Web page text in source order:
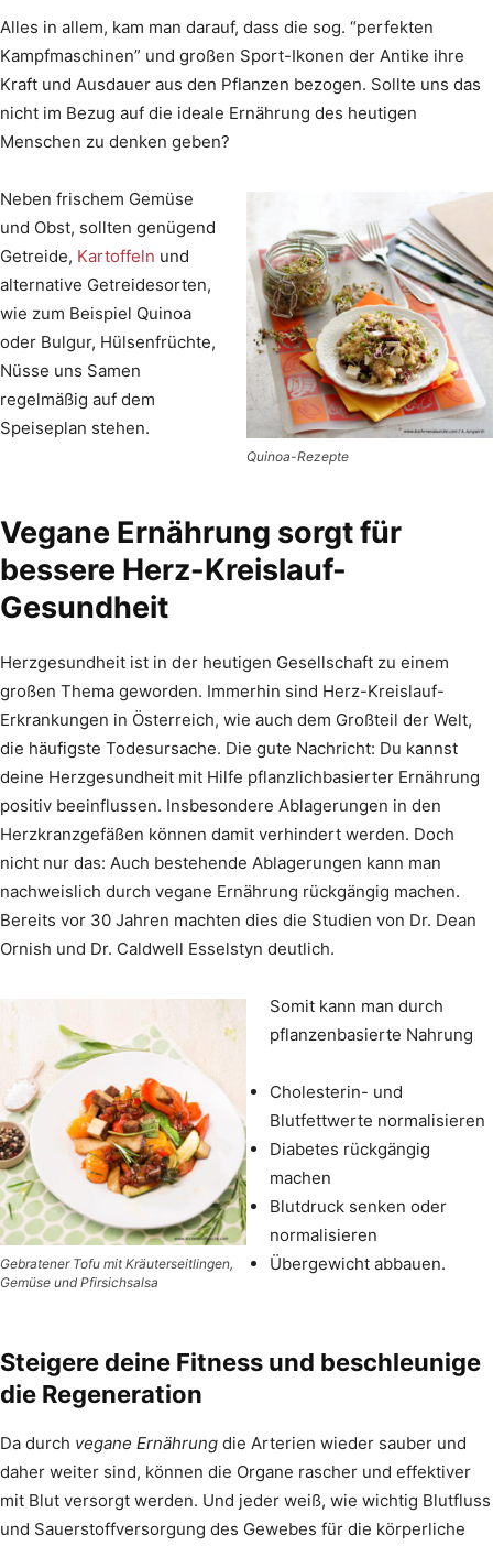
Alles in allem, kam man darauf, dass die sog. “perfekten
Kampfmaschinen” und großen Sport-Ikonen der Antike ihre
Kraft und Ausdauer aus den Pflanzen bezogen. Sollte uns das
nicht im Bezug auf die ideale Ernährung des heutigen
Menschen zu denken geben?
Quinoa-Rezepte
Neben frischem Gemüse
und Obst, sollten genügend
Getreide, Kartoffeln und
alternative Getreidesorten,
wie zum Beispiel Quinoa
oder Bulgur, Hülsenfrüchte,
Nüsse uns Samen
regelmäßig auf dem
Speiseplan stehen.
Vegane Ernährung sorgt für
bessere Herz-Kreislauf-
Gesundheit
Herzgesundheit ist in der heutigen Gesellschaft zu einem
großen Thema geworden. Immerhin sind Herz-Kreislauf-
Erkrankungen in Österreich, wie auch dem Großteil der Welt,
die häufigste Todesursache. Die gute Nachricht: Du kannst
deine Herzgesundheit mit Hilfe pflanzlichbasierter Ernährung
positiv beeinflussen. Insbesondere Ablagerungen in den
Herzkranzgefäßen können damit verhindert werden. Doch
nicht nur das: Auch bestehende Ablagerungen kann man
nachweislich durch vegane Ernährung rückgängig machen.
Bereits vor 30 Jahren machten dies die Studien von Dr. Dean
Ornish und Dr. Caldwell Esselstyn deutlich.
Gebratener Tofu mit Kräuterseitlingen,
Gemüse und Pfirsichsalsa
Somit kann man durch
pflanzenbasierte Nahrung
Cholesterin- und
Blutfettwerte normalisieren
Diabetes rückgängig
machen
Blutdruck senken oder
normalisieren
Übergewicht abbauen.
Steigere deine Fitness und beschleunige
die Regeneration
Da durch vegane Ernährung die Arterien wieder sauber und
daher weiter sind, können die Organe rascher und effektiver
mit Blut versorgt werden. Und jeder weiß, wie wichtig Blutfluss
und Sauerstoffversorgung des Gewebes für die körperliche